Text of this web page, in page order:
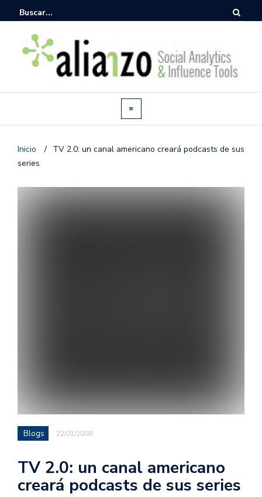
Inicio / TV 2.0: un canal americano creará podcasts de sus
series
Blogs 22/01/2008
TV 2.0: un canal americano
creará podcasts de sus series